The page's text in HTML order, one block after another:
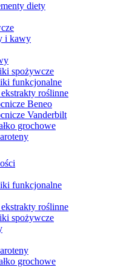
diety
i kawy
spożywcze
funkcjonalne
roślinne
Beneo
Vanderbilt
grochowe
funkcjonalne
roślinne
spożywcze
grochowe